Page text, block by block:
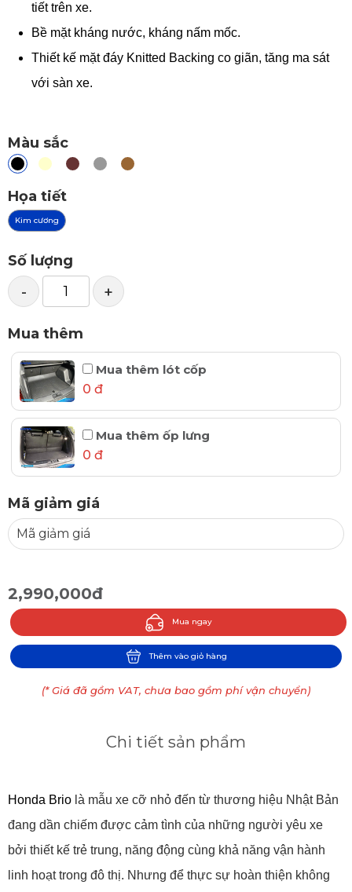
tiết trên xe.
Bề mặt kháng nước, kháng nấm mốc.
Thiết kế mặt đáy Knitted Backing co giãn, tăng ma sát
với sàn xe.
Màu sắc
Họa tiết
Kim cương
Số lượng
- +
Mua thêm
Mua thêm lót cốp
0 đ
Mua thêm ốp lưng
0 đ
Mã giảm giá
2,990,000đ
Mua ngay
Thêm vào giỏ hàng
(* Giá đã gồm VAT, chưa bao gồm phí vận chuyển)
Chi tiết sản phẩm
Honda Brio là mẫu xe cỡ nhỏ đến từ thương hiệu Nhật Bản
đang dần chiếm được cảm tình của những người yêu xe
bởi thiết kế trẻ trung, năng động cùng khả năng vận hành
linh hoạt trong đô thị. Nhưng để thực sự hoàn thiện không